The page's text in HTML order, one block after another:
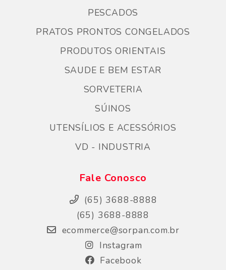
PESCADOS
PRATOS PRONTOS CONGELADOS
PRODUTOS ORIENTAIS
SAUDE E BEM ESTAR
SORVETERIA
SÚINOS
UTENSÍLIOS E ACESSÓRIOS
VD - INDUSTRIA
Fale Conosco
(65) 3688-8888
(65) 3688-8888
ecommerce@sorpan.com.br
Instagram
Facebook